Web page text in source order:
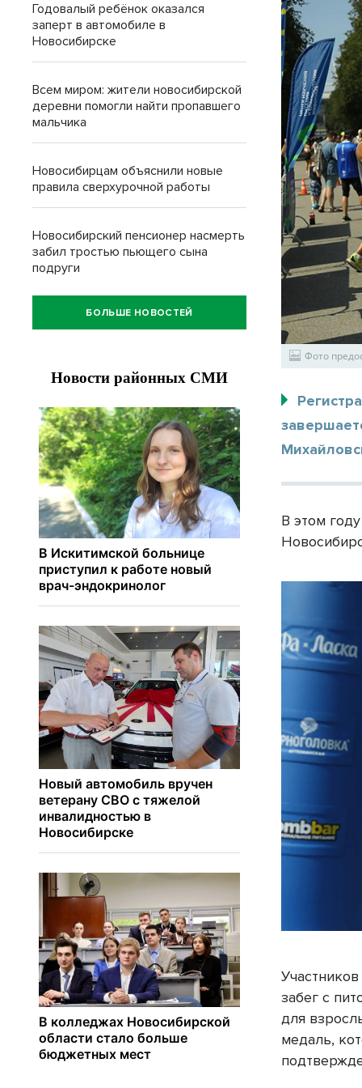
Фото
В этом
забег с
для
медаль,
Годовалый ребёнок оказался
заперт в автомобиле в
Новосибирске
Всем миром: жители новосибирской
деревни помогли найти пропавшего
мальчика
Новосибирцам объяснили новые
правила сверхурочной работы
Новосибирский пенсионер насмерть
забил тростью пьющего сына
подруги
БОЛЬШЕ НОВОСТЕЙ